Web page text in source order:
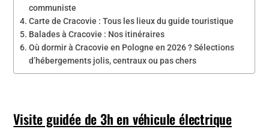
communiste
Carte de Cracovie : Tous les lieux du guide touristique
Balades à Cracovie : Nos itinéraires
Où dormir à Cracovie en Pologne en 2026 ? Sélections
d’hébergements jolis, centraux ou pas chers
Visite guidée de 3h en véhicule électrique